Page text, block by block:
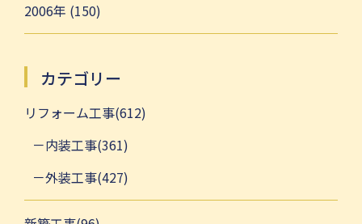
2006年 (150)
カテゴリー
リフォーム工事(612)
内装工事(361)
外装工事(427)